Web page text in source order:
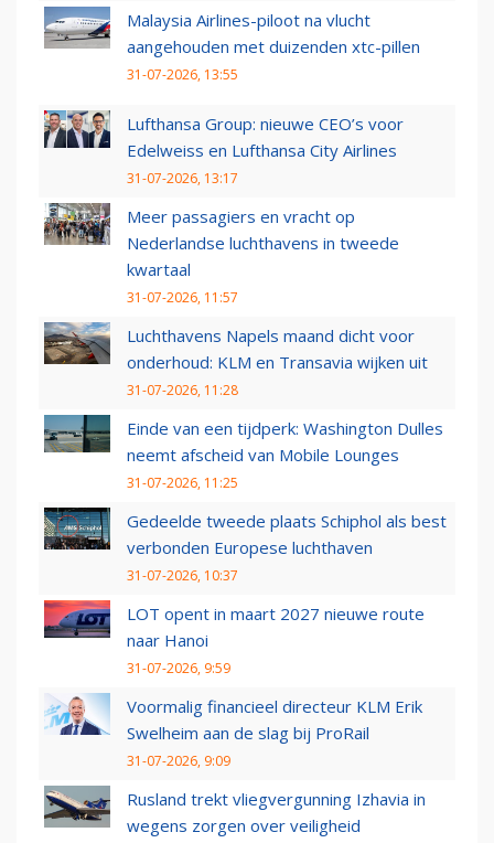
Malaysia Airlines-piloot na vlucht
aangehouden met duizenden xtc-pillen
31-07-2026, 13:55
Lufthansa Group: nieuwe CEO’s voor
Edelweiss en Lufthansa City Airlines
31-07-2026, 13:17
Meer passagiers en vracht op
Nederlandse luchthavens in tweede
kwartaal
31-07-2026, 11:57
Luchthavens Napels maand dicht voor
onderhoud: KLM en Transavia wijken uit
31-07-2026, 11:28
Einde van een tijdperk: Washington Dulles
neemt afscheid van Mobile Lounges
31-07-2026, 11:25
Gedeelde tweede plaats Schiphol als best
verbonden Europese luchthaven
31-07-2026, 10:37
LOT opent in maart 2027 nieuwe route
naar Hanoi
31-07-2026, 9:59
Voormalig financieel directeur KLM Erik
Swelheim aan de slag bij ProRail
31-07-2026, 9:09
Rusland trekt vliegvergunning Izhavia in
wegens zorgen over veiligheid